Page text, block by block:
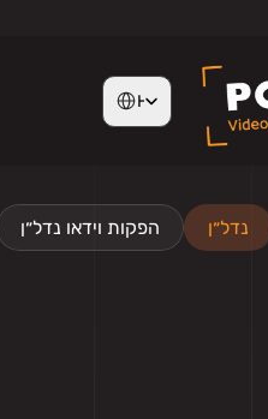
Select Language
Hebrew
הפקות וידאו נדל״ן נדל״ן